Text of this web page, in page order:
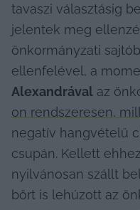
tavaszi választásig
jelentek meg
önkormányzati
ellenfelével, a
Alexandrával az
on rendszeresen,
negatív hangvételű
csupán. Kellett
nyilvánosan szállt
bőrt is lehúzott az